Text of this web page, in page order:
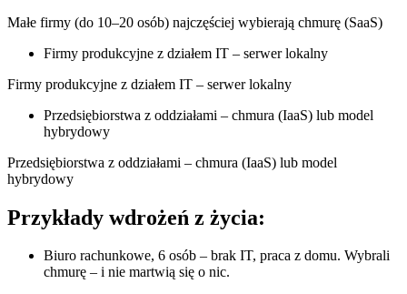
Małe firmy (do 10–20 osób) najczęściej wybierają chmurę (SaaS)
Firmy produkcyjne z działem IT – serwer lokalny
Firmy produkcyjne z działem IT – serwer lokalny
Przedsiębiorstwa z oddziałami – chmura (IaaS) lub model
hybrydowy
Przedsiębiorstwa z oddziałami – chmura (IaaS) lub model
hybrydowy
Przykłady wdrożeń z życia:
Biuro rachunkowe, 6 osób – brak IT, praca z domu. Wybrali
chmurę – i nie martwią się o nic.